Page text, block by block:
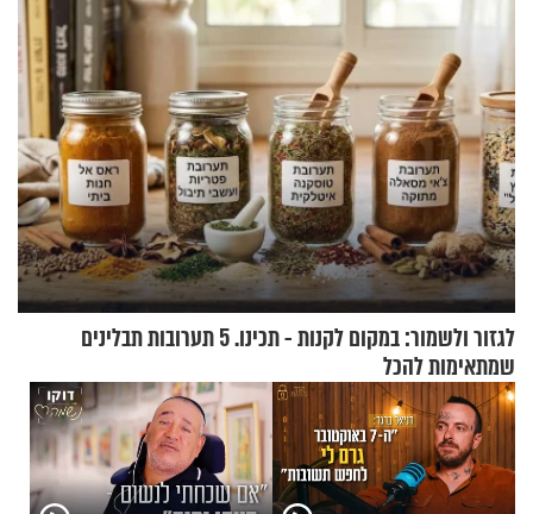
לגזור ולשמור: במקום לקנות - תכינו. 5 תערובות תבלינים
שמתאימות להכל